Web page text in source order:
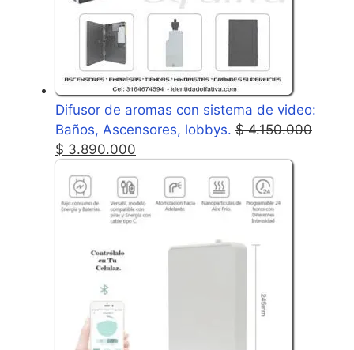
Difusor de aromas con sistema de video:
Baños, Ascensores, lobbys. $4.150.000
$ 3.890.000